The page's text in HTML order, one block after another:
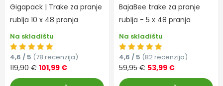
Gigapack | Trake za pranje
rublja 10 x 48 pranja
Na skladištu
4,6 / 5 (78 recenzija)
119,90 € 101,99 €
BajaBee trake za pranje
rublja - 5 x 48 pranja
Na skladištu
4,6 / 5 (82 recenzija)
59,95 € 53,99 €